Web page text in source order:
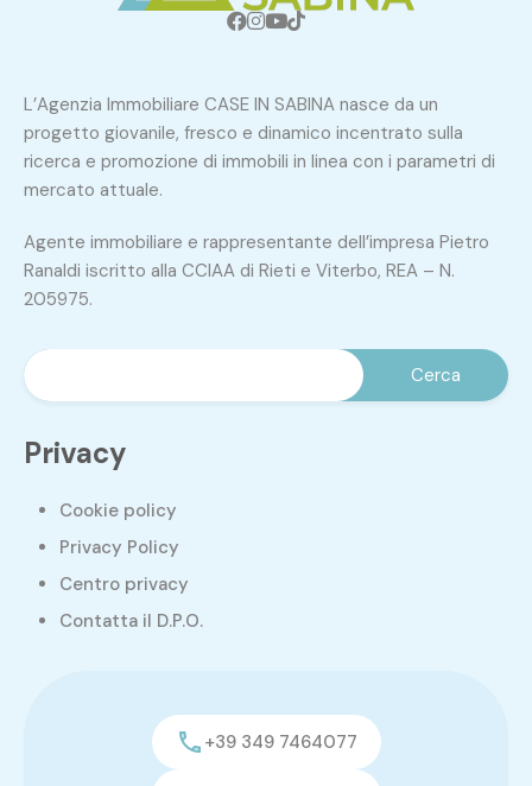
L’Agenzia Immobiliare CASE IN SABINA nasce da un
progetto giovanile, fresco e dinamico incentrato sulla
ricerca e promozione di immobili in linea con i parametri di
mercato attuale.
Agente immobiliare e rappresentante dell’impresa Pietro
Ranaldi iscritto alla CCIAA di Rieti e Viterbo, REA – N.
205975.
Privacy
Cookie policy
Privacy Policy
Centro privacy
Contatta il D.P.O.
+39 349 7464077